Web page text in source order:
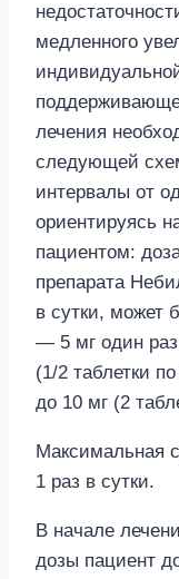
медленного
лечения
следующей
интервалы от
ориентируясь
пациентом:
препарата
в сутки, может
— 5 мг один
(1/2 таблетки
до 10 мг (2
Максимальная
1 раз в сутки.
В начале
дозы пациент